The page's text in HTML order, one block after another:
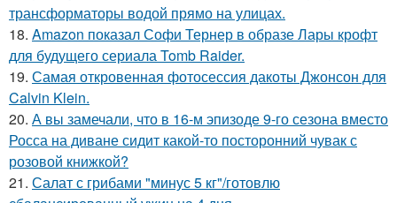
трансформаторы водой прямо на улицах.
18. Amazon показал Софи Тернер в образе Лары крофт
для будущего сериала Tomb Raider.
19. Самая откровенная фотосессия дакоты Джонсон для
Calvin Klein.
20. А вы замечали, что в 16-м эпизоде 9-го сезона вместо
Росса на диване сидит какой-то посторонний чувак с
розовой книжкой?
21. Салат с грибами "минус 5 кг"/готовлю